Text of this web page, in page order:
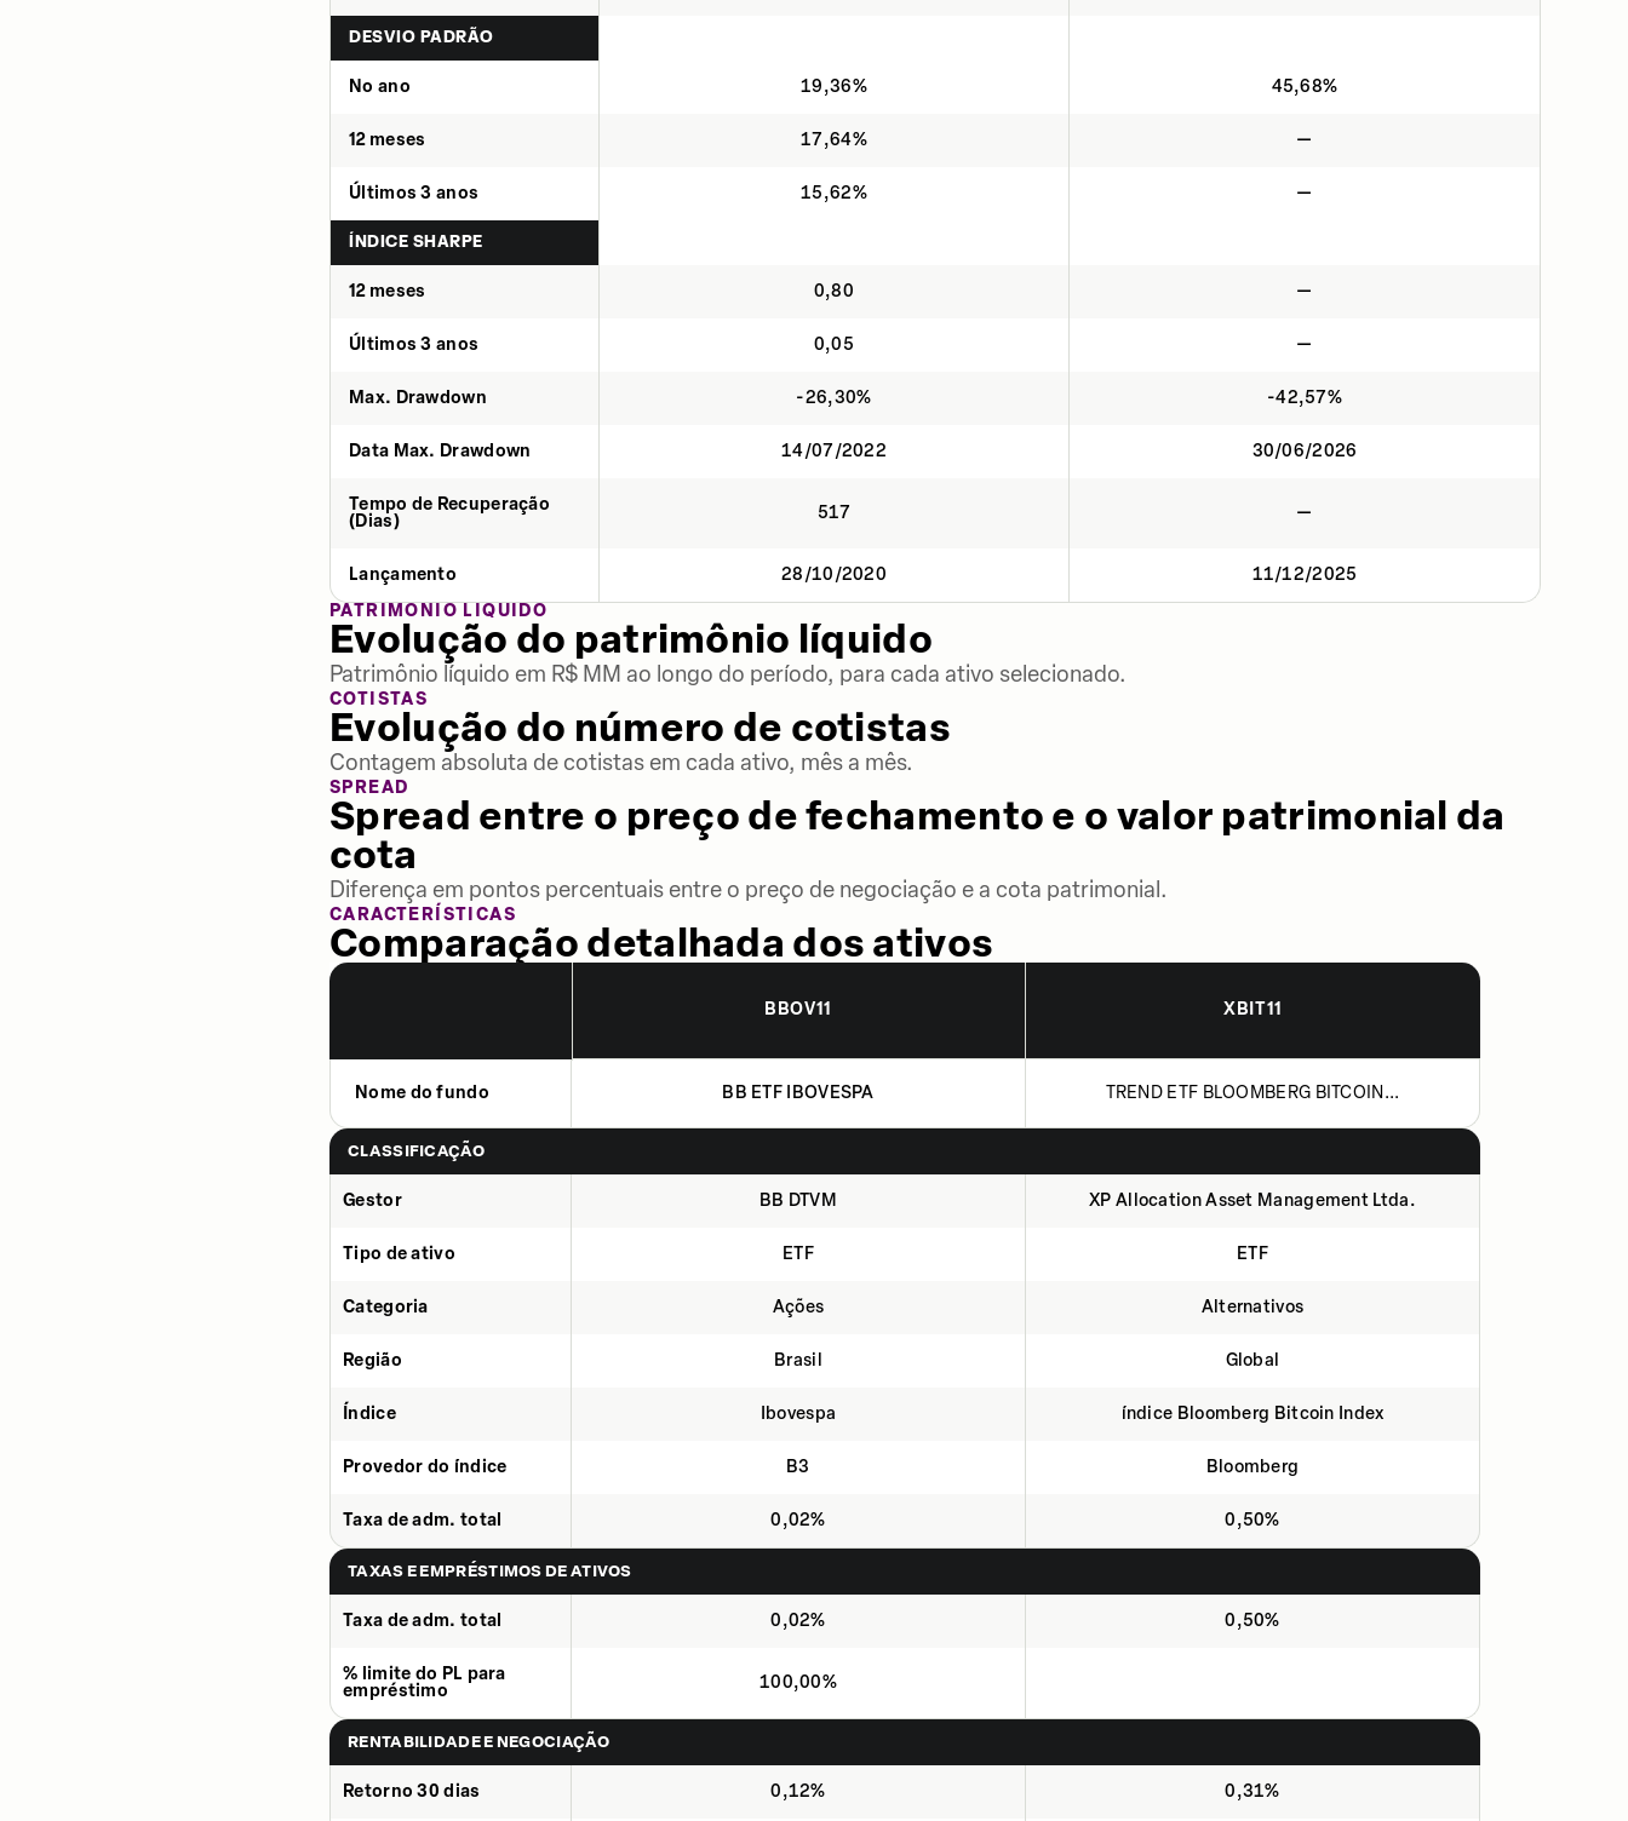
DESVIO PADRÃO
No ano 19,36% 45,68%
12 meses 17,64% —
Últimos 3 anos 15,62% —
ÍNDICE SHARPE
12 meses 0,80 —
Últimos 3 anos 0,05 —
Max. Drawdown -26,30% -42,57%
Data Max. Drawdown 14/07/2022 30/06/2026
Tempo de Recuperação
(Dias)
517 —
Lançamento 28/10/2020
11/12/2025
PATRIMÔNIO LÍQUIDO
Evolução do patrimônio líquido
Patrimônio líquido em R$ MM ao longo do período, para cada ativo selecionado.
COTISTAS
Evolução do número de cotistas
Contagem absoluta de cotistas em cada ativo, mês a mês.
SPREAD
Spread entre o preço de fechamento e o valor patrimonial da
cota
Diferença em pontos percentuais entre o preço de negociação e a cota patrimonial.
CARACTERÍSTICAS
Comparação detalhada dos ativos
BBOV11 XBIT11
Nome do fundo BB ETF IBOVESPA TREND ETF BLOOMBERG BITCOIN...
CLASSIFICAÇÃO
Gestor BB DTVM XP Allocation Asset Management Ltda.
Tipo de ativo ETF ETF
Categoria Ações Alternativos
Região Brasil Global
Índice Ibovespa índice Bloomberg Bitcoin Index
Provedor do índice B3 Bloomberg
Taxa de adm. total 0,02% 0,50%
TAXAS E EMPRÉSTIMOS DE ATIVOS
Taxa de adm. total 0,02% 0,50%
% limite do PL para
empréstimo
100,00%
RENTABILIDADE E NEGOCIAÇÃO
Retorno 30 dias 0,12% 0,31%